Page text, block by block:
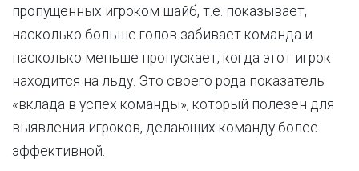
пропущенных игроком шайб, т.е. показывает,
насколько больше голов забивает команда и
насколько меньше пропускает, когда этот игрок
находится на льду. Это своего рода показатель
«вклада в успех команды», который полезен для
выявления игроков, делающих команду более
эффективной.